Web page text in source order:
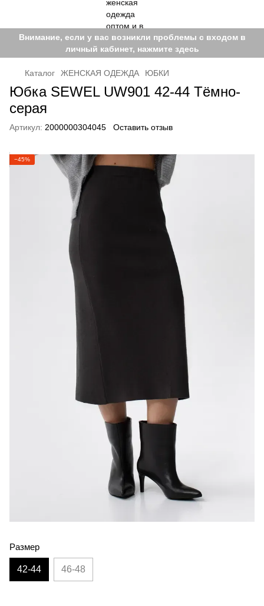
Внимание, если у вас возникли проблемы с входом в
личный кабинет, нажмите здесь
Каталог ЖЕНСКАЯ ОДЕЖДА ЮБКИ
Юбка SEWEL UW901 42-44 Тёмно-
серая
Артикул: 2000000304045 Оставить отзыв
−45%
Размер
42-44 46-48